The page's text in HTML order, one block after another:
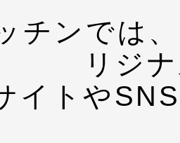
チンでは
リジ
イトや